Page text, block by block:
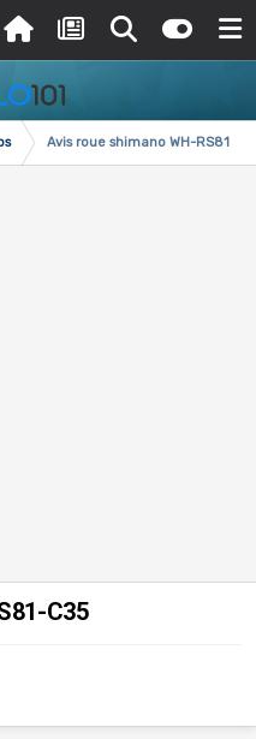
Avis roue shimano WH-RS81-
C35